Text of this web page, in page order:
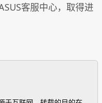
客服中心，取得进